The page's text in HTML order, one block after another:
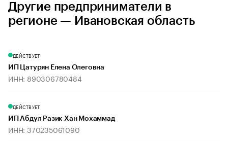
Другие предприниматели в
регионе — Ивановская область
ДЕЙСТВУЕТ
ИП Цатурян Елена Олеговна
ИНН: 890306780484
ДЕЙСТВУЕТ
ИП Абдул Разик Хан Мохаммад
ИНН: 370235061090